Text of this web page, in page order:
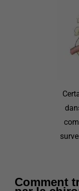
Comment